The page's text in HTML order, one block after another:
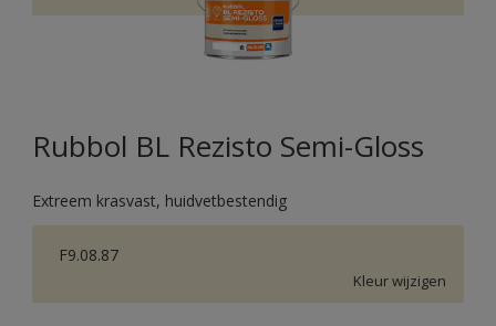
Rubbol BL Rezisto Semi-Gloss
Extreem krasvast, huidvetbestendig
F9.08.87
Kleur wijzigen